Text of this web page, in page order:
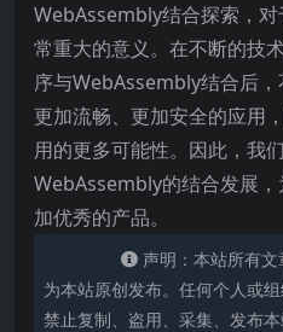
WebAssembly结合探索，
常重大的意义。在不断的技
序与WebAssembly结合后，
更加流畅、更加安全的应用
用的更多可能性。因此，我
WebAssembly的结合发展
加优秀的产品。
声明：本站所有
为本站原创发布。任何个人或
禁止复制、盗用、采集、发布